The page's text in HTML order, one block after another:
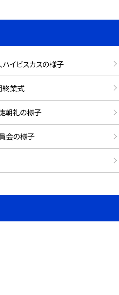
イビスカスの様子
業式
朝礼の様子
会の様子